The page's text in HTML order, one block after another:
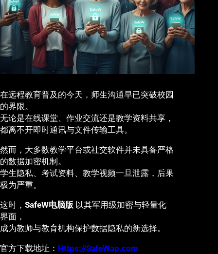
在远程教育普及的今天，师生沟通早已突破校园
的界限。
无论是在线课堂、作业交流还是教学资料共享，
都离不开即时通讯与文件传输工具。
然而，大多数教学平台或社交软件并未具备严格
的数据加密机制。
学生隐私、考试资料、教学视频一旦泄露，后果
极为严重。
这时， SafeW电脑版 以其军用级加密与轻量化
界面，
成为教师与教育机构保护数据隐私的新选择。
官方下载地址： Https://SafeWap.com